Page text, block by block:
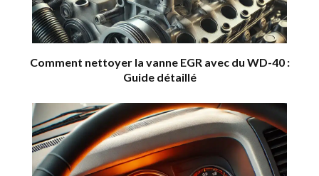
Comment nettoyer la vanne EGR avec du WD-40 :
Guide détaillé